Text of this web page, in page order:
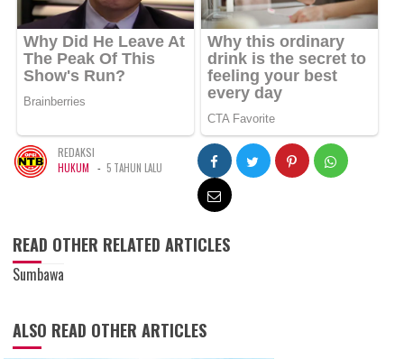
REDAKSI
HUKUM - 5 TAHUN LALU
READ OTHER RELATED ARTICLES
Sumbawa
ALSO READ OTHER ARTICLES